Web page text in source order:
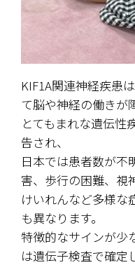
KIF1A関連神経疾患
て脳や神経の働きが
とてもまれな遺伝性
告され、
日本では患者数が不
害、歩行の困難、視
けいれんなど多様な
も異なります。
特徴的なサインが少
は遺伝子検査で確定